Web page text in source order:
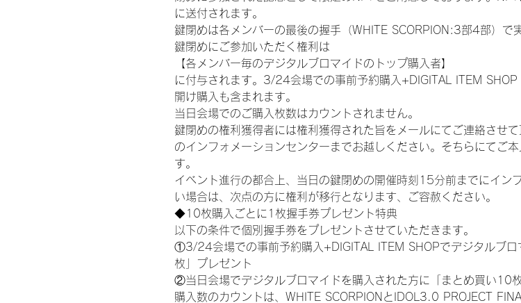
に送付されます。
鍵閉めは各メンバーの最後の握手（WHITE SCORPION:3部4部）で
鍵閉めにご参加いただく権利は
【各メンバー毎のデジタルブロマイドのトップ購入者】
に付与されます。3/24会場での事前予約購入+DIGITAL ITEM
開け購入も含まれます。
当日会場でのご購入枚数はカウントされません。
鍵閉めの権利獲得者には権利獲得された旨をメールにてご連絡させ
のインフォメーションセンターまでお越しください。そちらにてご
す。
イベント進行の都合上、当日の鍵閉めの開催時刻15分前までにイン
い場合は、次点の方に権利が移行となります、ご容赦ください。
◆10枚購入ごとに1枚握手券プレゼント特典
以下の条件で個別握手券をプレゼントさせていただきます。
①3/24会場での事前予約購入+DIGITAL ITEM SHOPでデジタルブロ
枚」プレゼント
②当日会場でデジタルブロマイドを購入された方に「まとめ買い10
購入数のカウントは、WHITE SCORPIONとIDOL3.0 PROJECT